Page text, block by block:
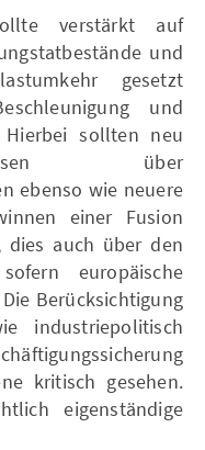
verstärkt auf
und
gesetzt
und
Hierbei sollten neu
über
ebenso wie neuere
einer Fusion
dies auch über den
europäische
Berücksichtigung
industriepolitisch
kritisch gesehen.
eigenständige